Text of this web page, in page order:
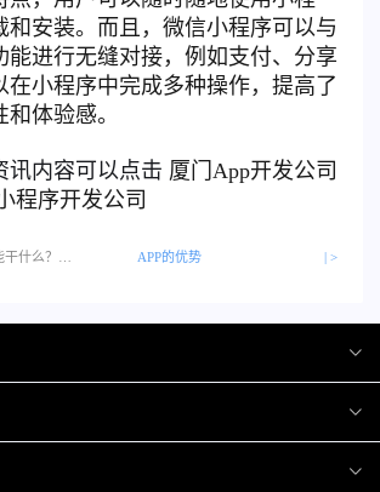
和安装。而且，微信小程序可以与
能进行无缝对接，例如支付、分享
在小程序中完成多种操作，提高了
体验感。
讯内容可以点击 厦门 App开发公司
程序开发公司
干什么？… APP的优势 | >